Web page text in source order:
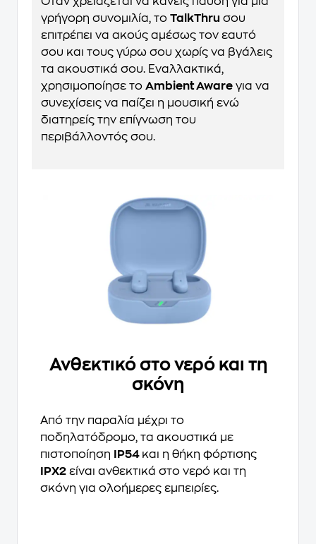
γρήγορη συνομιλία, το TalkThru σου
επιτρέπει να ακούς αμέσως τον εαυτό
σου και τους γύρω σου χωρίς να βγάλεις
τα ακουστικά σου. Εναλλακτικά,
χρησιμοποίησε το Ambient Aware για να
συνεχίσεις να παίζει η μουσική ενώ
διατηρείς την επίγνωση του
περιβάλλοντός σου.
Ανθεκτικό στο νερό και τη
σκόνη
Από την παραλία μέχρι το
ποδηλατόδρομο, τα ακουστικά με
πιστοποίηση
IP54 και η θήκη φόρτισης
IPX2 είναι ανθεκτικά στο νερό και τη
σκόνη για ολοήμερες εμπειρίες.